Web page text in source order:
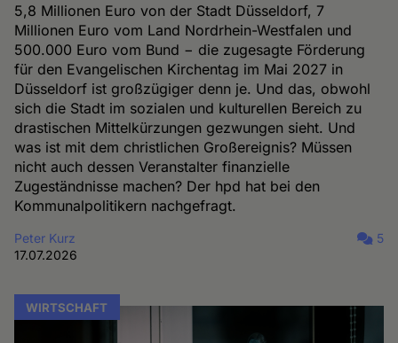
5,8 Millionen Euro von der Stadt Düsseldorf, 7
Millionen Euro vom Land Nordrhein-Westfalen und
500.000 Euro vom Bund − die zugesagte Förderung
für den Evangelischen Kirchentag im Mai 2027 in
Düsseldorf ist großzügiger denn je. Und das, obwohl
sich die Stadt im sozialen und kulturellen Bereich zu
drastischen Mittelkürzungen gezwungen sieht. Und
was ist mit dem christlichen Großereignis? Müssen
nicht auch dessen Veranstalter finanzielle
Zugeständnisse machen? Der hpd hat bei den
Kommunalpolitikern nachgefragt.
Peter Kurz
17.07.2026
5
WIRTSCHAFT